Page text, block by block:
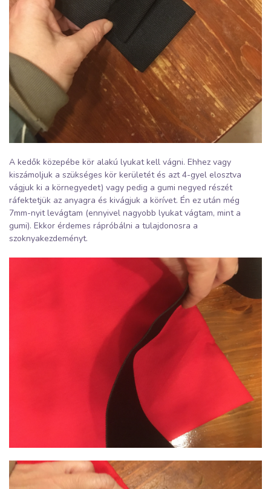
A kedők közepébe kör alakú lyukat kell vágni. Ehhez vagy
kiszámoljuk a szükséges kör kerületét és azt 4-gyel elosztva
vágjuk ki a körnegyedet) vagy pedig a gumi negyed részét
ráfektetjük az anyagra és kivágjuk a körívet. Én ez után még
7mm-nyit levágtam (ennyivel nagyobb lyukat vágtam, mint a
gumi). Ekkor érdemes rápróbálni a tulajdonosra a
szoknyakezdeményt.